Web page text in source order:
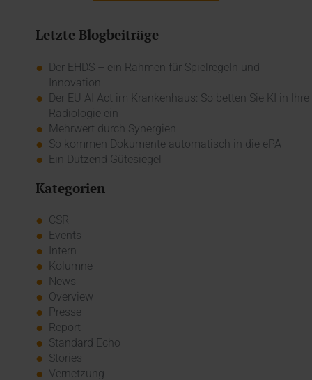
Letzte Blogbeiträge
Der EHDS – ein Rahmen für Spielregeln und
Innovation
Der EU AI Act im Krankenhaus: So betten Sie KI in Ihre
Radiologie ein
Mehrwert durch Synergien
So kommen Dokumente automatisch in die ePA
Ein Dutzend Gütesiegel
Kategorien
CSR
Events
Intern
Kolumne
News
Overview
Presse
Report
Standard Echo
Stories
Vernetzung